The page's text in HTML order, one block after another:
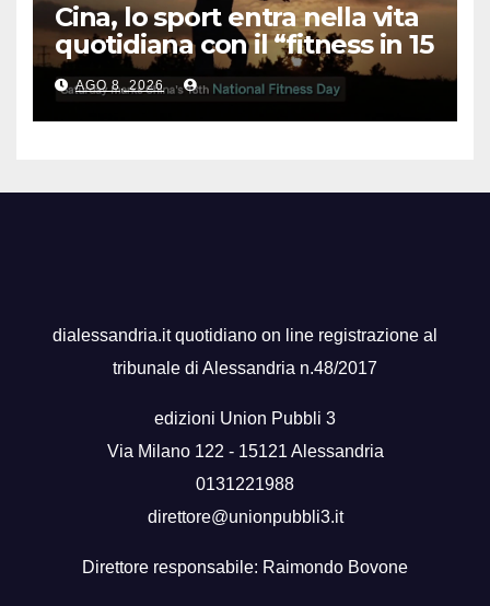
Cina, lo sport entra nella vita
quotidiana con il “fitness in 15
minuti”
AGO 8, 2026
dialessandria.it quotidiano on line registrazione al
tribunale di Alessandria n.48/2017
edizioni Union Pubbli 3
Via Milano 122 - 15121 Alessandria
0131221988
direttore@unionpubbli3.it
Direttore responsabile: Raimondo Bovone